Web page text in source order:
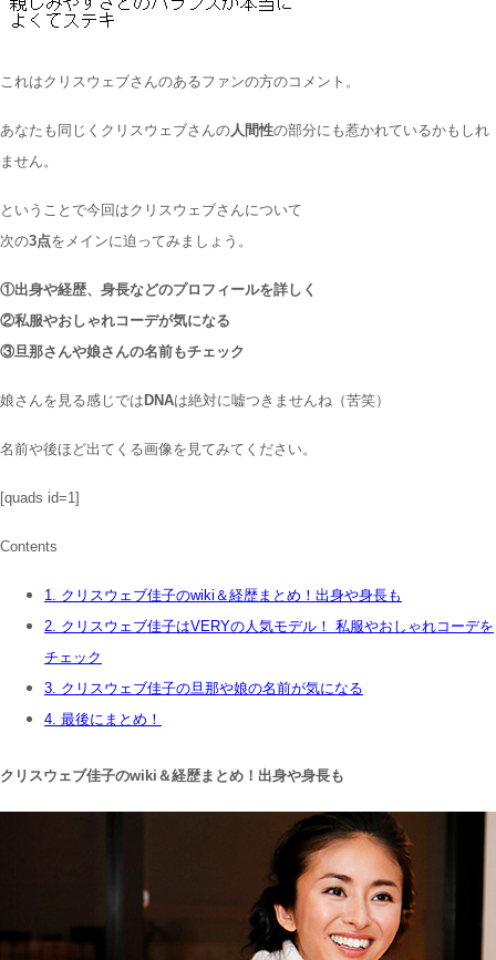
これはクリスウェブさんのあるファンの方のコメント。
あなたも同じくクリスウェブさんの 人間性の部分にも惹かれているかもしれ
ません。
ということで今回はクリスウェブさんについて
次の3点をメインに迫ってみましょう。
①出身や経歴、身長などのプロフィールを詳しく
②私服やおしゃれコーデが気になる
③旦那さんや娘さんの名前もチェック
娘さんを見る感じでは DNAは絶対に嘘つきませんね（苦笑）
名前や後ほど出てくる画像を見てみてください。
[quads id=1]
Contents
1.
クリスウェブ佳子のwiki＆経歴まとめ！出身や身長も
2. クリスウェブ佳子はVERYの人気モデル！ 私服やおしゃれコーデを
チェック
3. クリスウェブ佳子の旦那や娘の名前が気になる
4. 最後にまとめ！
クリスウェブ佳子のwiki＆経歴まとめ！出身や身長も